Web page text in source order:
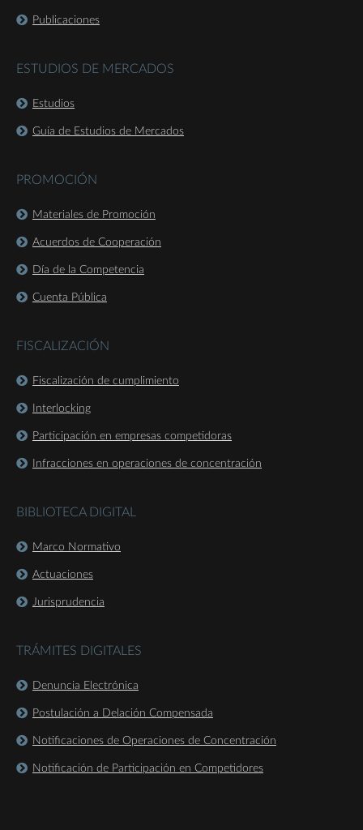
Publicaciones
ESTUDIOS DE MERCADOS
Estudios
Guía de Estudios de Mercados
PROMOCIÓN
Materiales de Promoción
Acuerdos de Cooperación
Día de la Competencia
Cuenta Pública
FISCALIZACIÓN
Fiscalización de cumplimiento
Interlocking
Participación en empresas competidoras
Infracciones en operaciones de concentración
BIBLIOTECA DIGITAL
Marco Normativo
Actuaciones
Jurisprudencia
TRÁMITES DIGITALES
Denuncia Electrónica
Postulación a Delación Compensada
Notificaciones de Operaciones de Concentración
Notificación de Participación en Competidores